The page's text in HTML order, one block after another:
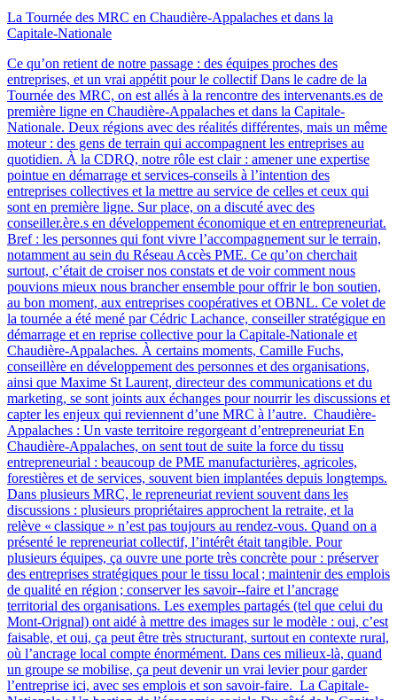
La Tournée des MRC en Chaudière‑Appalaches et dans la
Capitale‑Nationale
Ce qu’on retient de notre passage : des équipes proches des
entreprises, et un vrai appétit pour le collectif Dans le cadre de la
Tournée des MRC, on est allés à la rencontre des intervenants.es de
première ligne en Chaudière-Appalaches et dans la Capitale-
Nationale. Deux régions avec des réalités différentes, mais un même
moteur : des gens de terrain qui accompagnent les entreprises au
quotidien. À la CDRQ, notre rôle est clair : amener une expertise
pointue en démarrage et services-conseils à l’intention des
entreprises collectives et la mettre au service de celles et ceux qui
sont en première ligne. Sur place, on a discuté avec des
conseiller.ère.s en développement économique et en entrepreneuriat.
Bref : les personnes qui font vivre l’accompagnement sur le terrain,
notamment au sein du Réseau Accès PME. Ce qu’on cherchait
surtout, c’était de croiser nos constats et de voir comment nous
pouvions mieux nous brancher ensemble pour offrir le bon soutien,
au bon moment, aux entreprises coopératives et OBNL. Ce volet de
la tournée a été mené par Cédric Lachance, conseiller stratégique en
démarrage et en reprise collective pour la Capitale-Nationale et
Chaudière-Appalaches. À certains moments, Camille Fuchs,
conseillère en développement des personnes et des organisations,
ainsi que Maxime St Laurent, directeur des communications et du
marketing, se sont joints aux échanges pour nourrir les discussions et
capter les enjeux qui reviennent d’une MRC à l’autre. Chaudière-
Appalaches : Un vaste territoire regorgeant d’entrepreneuriat En
Chaudière-Appalaches, on sent tout de suite la force du tissu
entrepreneurial : beaucoup de PME manufacturières, agricoles,
forestières et de services, souvent bien implantées depuis longtemps.
Dans plusieurs MRC, le repreneuriat revient souvent dans les
discussions : plusieurs propriétaires approchent la retraite, et la
relève « classique » n’est pas toujours au rendez-vous. Quand on a
présenté le repreneuriat collectif, l’intérêt était tangible. Pour
plusieurs équipes, ça ouvre une porte très concrète pour : préserver
des entreprises stratégiques pour le tissu local ; maintenir des emplois
de qualité en région ; conserver les savoir‑-faire et l’ancrage
territorial des organisations. Les exemples partagés (tel que celui du
Mont-Orignal) ont aidé à mettre des images sur le modèle : oui, c’est
faisable, et oui, ça peut être très structurant, surtout en contexte rural,
où l’ancrage local compte énormément. Dans ces milieux-là, quand
un groupe se mobilise, ça peut devenir un vrai levier pour garder
l’entreprise ici, avec ses emplois et son savoir-faire. La Capitale-